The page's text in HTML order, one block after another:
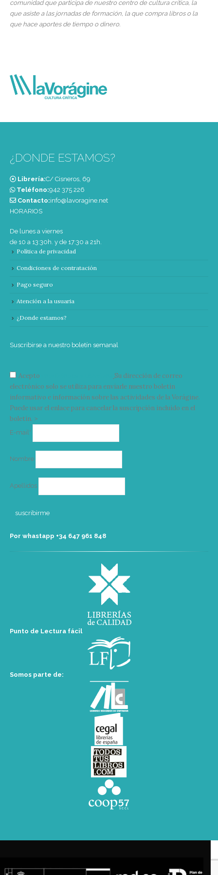
comunidad que participa de nuestro centro de cultura crítica, la
que asiste a las jornadas de formación, la que compra libros o la
que hace aportes de tiempo o dinero.
¿DONDE ESTAMOS?
Librería:C/ Cisneros, 69
Teléfono:‭942 375 226‬
Contacto:info@lavoragine.net
HORARIOS
De lunes a viernes
de 10 a 13:30h. y de 17:30 a 21h.
Política de privacidad
Condiciones de contratación
Pago seguro
Atención a la usuaria
¿Donde estamos?
Suscribirse a nuestro boletín semanal
Acepto
Su dirección de correo
electrónico solo se utiliza para enviarle nuestro boletín
informativo e información sobre las actividades de la Vorágine.
Puede usar el enlace para cancelar la suscripción incluido en el
boletín. >
E-mail*
Nombre
Apellidos
Por whastapp +34 ‭647 961 848‬
Punto de Lectura fácil
Somos parte de: